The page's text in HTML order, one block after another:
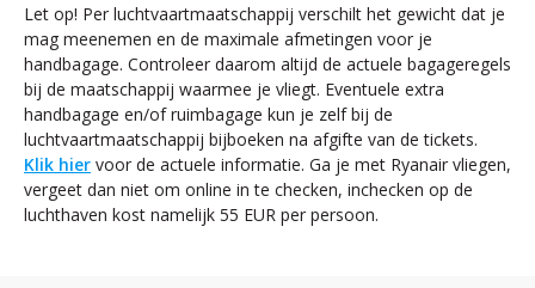
Let op! Per luchtvaartmaatschappij verschilt het gewicht dat je
mag meenemen en de maximale afmetingen voor je
handbagage. Controleer daarom altijd de actuele bagageregels
bij de maatschappij waarmee je vliegt. Eventuele extra
handbagage en/of ruimbagage kun je zelf bij de
luchtvaartmaatschappij bijboeken na afgifte van de tickets.
Klik hier voor de actuele informatie. Ga je met Ryanair vliegen,
vergeet dan niet om online in te checken, inchecken op de
luchthaven kost namelijk 55 EUR per persoon.